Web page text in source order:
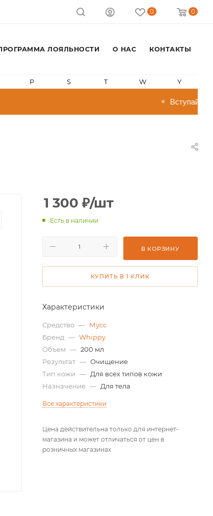
0 0
ЛОЯЛЬНОСТИ О НАС КОНТАКТЫ
P S T W Y
Вступай в
1 300 ₽/шт
Есть в наличии
В КОРЗИНУ
КУПИТЬ В 1 КЛИК
Характеристики
Средство — Мусс
Бренд — Whippy
Объем — 200 мл
Результат — Очищение
Тип кожи — Для всех типов кожи
Назначение — Для тела
Все характеристики
Цена действительна только для интернет-
магазина и может отличаться от цен в
розничных магазинах